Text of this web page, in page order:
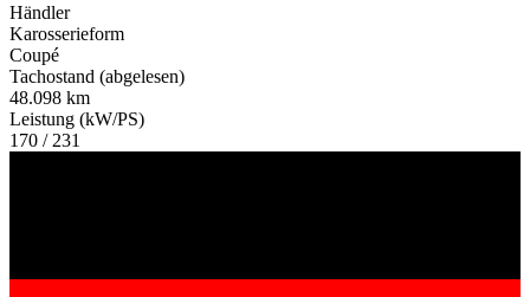
Händler
Karosserieform
Coupé
Tachostand (abgelesen)
48.098 km
Leistung (kW/PS)
170 / 231